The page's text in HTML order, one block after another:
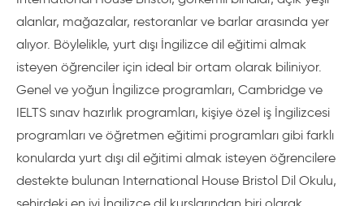
alanlar, mağazalar, restoranlar ve barlar arasında yer
alıyor. Böylelikle, yurt dışı İngilizce dil eğitimi almak
isteyen öğrenciler için ideal bir ortam olarak biliniyor.
Genel ve yoğun İngilizce programları, Cambridge ve
IELTS sınav hazırlık programları, kişiye özel iş İngilizcesi
programları ve öğretmen eğitimi programları gibi farklı
konularda yurt dışı dil eğitimi almak isteyen öğrencilere
destekte bulunan International House Bristol Dil Okulu,